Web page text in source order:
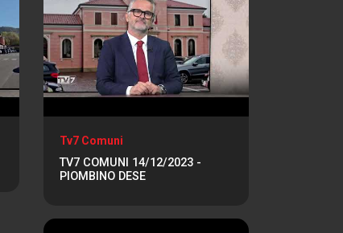
Tv7 Comuni
TV7 COMUNI 14/12/2023 -
PIOMBINO DESE